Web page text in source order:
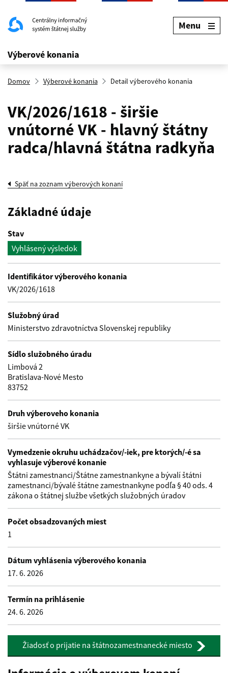
Menu
Výberové konania
Domov Výberové konania Detail výberového konania
VK/2026/1618 - širšie
vnútorné VK - hlavný štátny
radca/hlavná štátna radkyňa
Späť na zoznam výberových konaní
Základné údaje
Stav
Vyhlásený výsledok
Identifikátor výberového konania
VK/2026/1618
Služobný úrad
Ministerstvo zdravotníctva Slovenskej republiky
Sídlo služobného úradu
Limbová 2
Bratislava-Nové Mesto
83752
Druh výberoveho konania
širšie vnútorné VK
Vymedzenie okruhu uchádzačov/-iek, pre ktorých/-é sa
vyhlasuje výberové konanie
Štátni zamestnanci/Štátne zamestnankyne a bývalí štátni
zamestnanci/bývalé štátne zamestnankyne podľa § 40 ods. 4
zákona o štátnej službe všetkých služobných úradov
Počet obsadzovaných miest
1
Dátum vyhlásenia výberového konania
17. 6. 2026
Termín na prihlásenie
24. 6. 2026
Žiadosť o prijatie na štátnozamestnanecké miesto